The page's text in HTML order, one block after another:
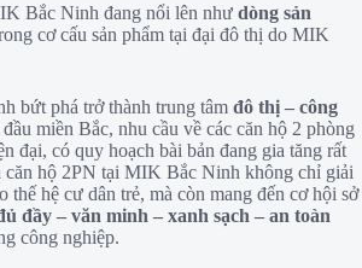
Bắc Ninh đang nổi lên như dòng sản
cơ cấu sản phẩm tại đại đô thị do MIK
bứt phá trở thành trung tâm đô thị – công
miền Bắc, nhu cầu về các căn hộ 2 phòng
đại, có quy hoạch bài bản đang gia tăng rất
căn hộ 2PN tại MIK Bắc Ninh không chỉ giải
thế hệ cư dân trẻ, mà còn mang đến cơ hội sở
đầy – văn minh – xanh sạch – an toàn
công nghiệp.